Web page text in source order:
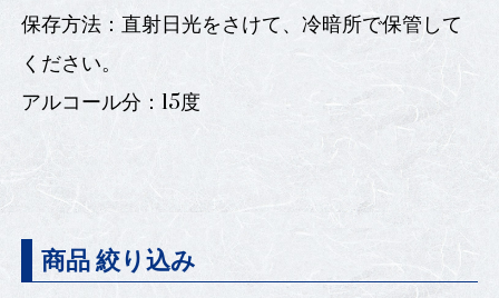
保存方法：直射日光をさけて、冷暗所で保管して
ください。
アルコール分：15度
商品 絞り込み